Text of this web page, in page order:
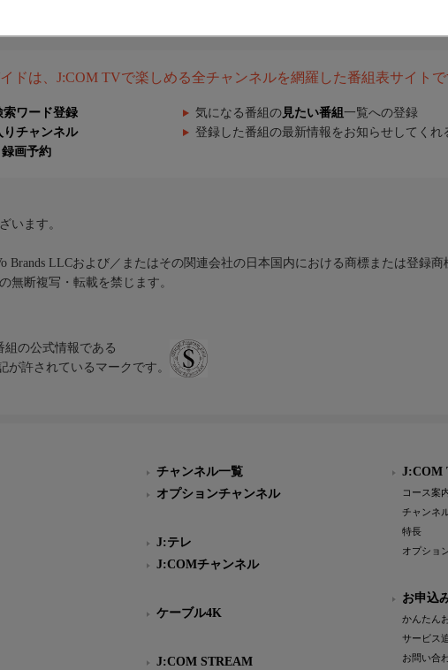
ドは、J:COM TVで楽しめる全チャンネルを網羅した番組表サイトで
索ワード登録 気になる番組の 見たい番組 一覧への登録
りチャンネル 登録した番組の最新情報をお知らせしてくれ
録画予約
います。
LLCおよび／またはその関連会社の日本国内における商標または登録商
無断複写・転載を禁じます。
組の公式情報である
が許されているマークです。
チャンネル一覧
オプションチャンネル
J:テレ
J:COMチャンネル
ケーブル4K
J:COM STREAM
J:COM
コース案
チャンネ
特長
オプショ
お申込
かんたん
サービス
お問い合